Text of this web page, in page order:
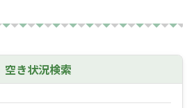
空き状況検索